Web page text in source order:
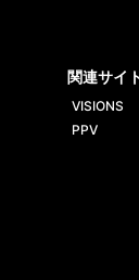
関連サイ
VISIONS
PPV